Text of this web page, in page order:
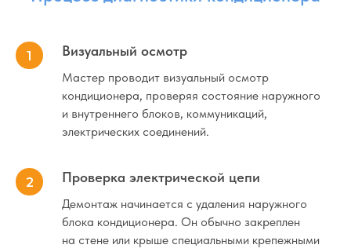
Визуальный осмотр
Мастер проводит визуальный осмотр
кондиционера, проверяя состояние наружного
и внутреннего блоков, коммуникаций,
электрических соединений.
Проверка электрической цепи
Демонтаж начинается с удаления наружного
блока кондиционера. Он обычно закреплен
на стене или крыше специальными крепежными
Диагностика
Демонтаж
Монтаж в 2 этапа (трасса,
штробление)
Нестандартный монтаж